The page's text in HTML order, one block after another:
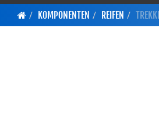
KOMPONENTEN
REIFEN